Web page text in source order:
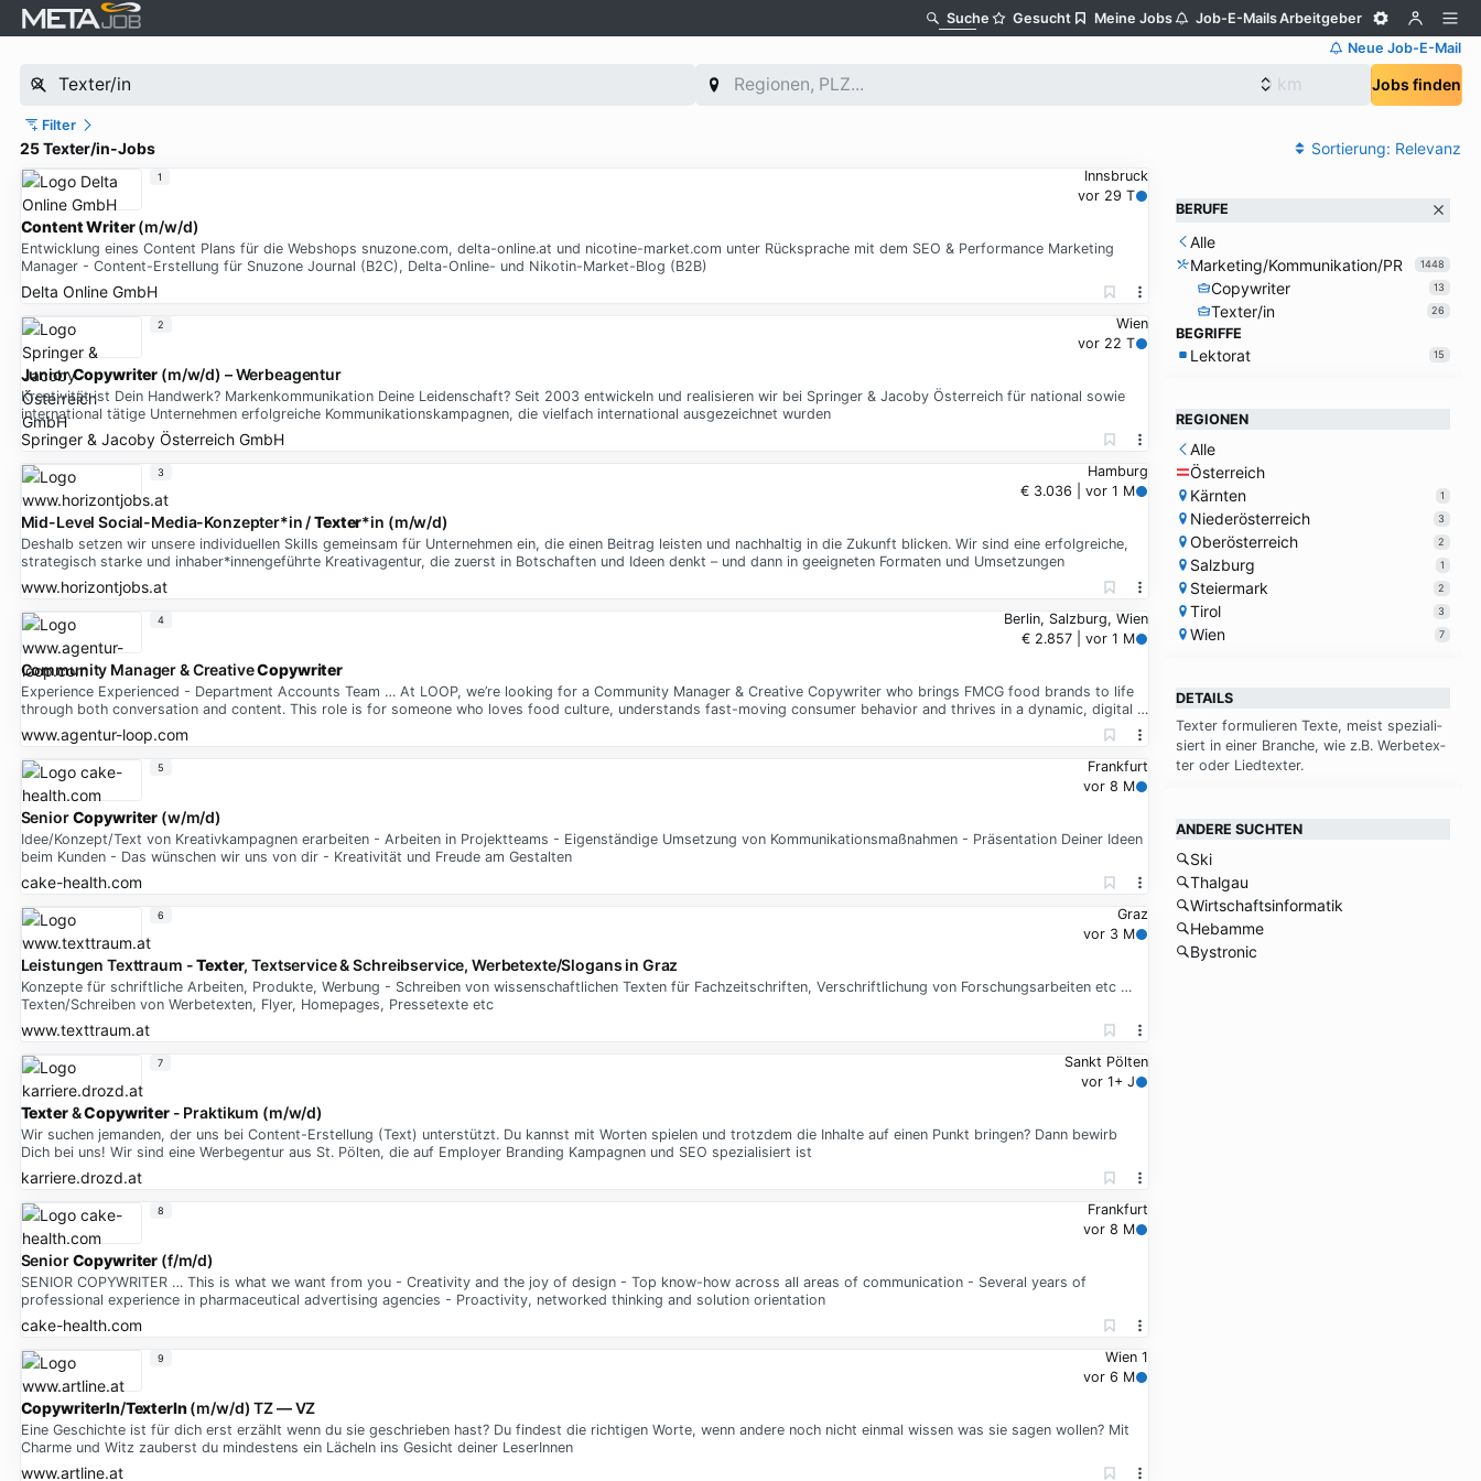
Suche Gesucht Meine Jobs Job-E-MailsArbeitgeber
Neue Job-E-Mail
Jobs finden
Filter
25 Texter/in-Jobs Sortierung: Relevanz
Innsbruck
vor 29 T
Content Writer(m/w/d)
Entwicklung eines Content Plans für die Webshops snuzone.com, delta-online.at und nicotine-market.com unter Rücksprache mit dem SEO & Performance Marketing
Manager - Content-Erstellung für Snuzone Journal (B2C), Delta-Online- und Nikotin-Market-Blog (B2B)
Delta Online GmbH
1
Wien
vor 22 T
JuniorCopywriter (m/w/d) – Werbeagentur
Kreativität ist Dein Handwerk? Markenkommunikation Deine Leidenschaft? Seit 2003 entwickeln und realisieren wir bei Springer & Jacoby Österreich für national sowie
international tätige Unternehmen erfolgreiche Kommunikationskampagnen, die vielfach international ausgezeichnet wurden
Springer & Jacoby Österreich GmbH
2
Hamburg
€ 3.036 | vor 1 M
Mid-Level Social-Media-Konzepter*in /Texter*in (m/w/d)
Deshalb setzen wir unsere individuellen Skills gemeinsam für Unternehmen ein, die einen Beitrag leisten und nachhaltig in die Zukunft blicken. Wir sind eine erfolgreiche,
strategisch starke und inhaber*innengeführte Kreativagentur, die zuerst in Botschaften und Ideen denkt – und dann in geeigneten Formaten und Umsetzungen
www.horizontjobs.at
3
Berlin, Salzburg, Wien
€ 2.857 | vor 1 M
Community Manager & CreativeCopywriter
Experience Experienced - Department Accounts Team … At LOOP, we’re looking for a Community Manager & Creative Copywriter who brings FMCG food brands to life
through both conversation and content. This role is for someone who loves food culture, understands fast-moving consumer behavior and thrives in a dynamic, digital …
www.agentur-loop.com
4
Frankfurt
vor 8 M
SeniorCopywriter (w/m/d)
Idee/Konzept/Text von Kreativkampagnen erarbeiten - Arbeiten in Projektteams - Eigenständige Umsetzung von Kommunikationsmaßnahmen - Präsentation Deiner Ideen
beim Kunden - Das wünschen wir uns von dir - Kreativität und Freude am Gestalten
cake-health.com
5
Graz
vor 3 M
Leistungen Texttraum -Texter, Textservice & Schreibservice, Werbetexte/Slogans in Graz
Konzepte für schriftliche Arbeiten, Produkte, Werbung - Schreiben von wissenschaftlichen Texten für Fachzeitschriften, Verschriftlichung von Forschungsarbeiten etc …
Texten/Schreiben von Werbetexten, Flyer, Homepages, Pressetexte etc
www.texttraum.at
6
Sankt Pölten
vor 1+ J
Texter&Copywriter- Praktikum (m/w/d)
Wir suchen jemanden, der uns bei Content-Erstellung (Text) unterstützt. Du kannst mit Worten spielen und trotzdem die Inhalte auf einen Punkt bringen? Dann bewirb
Dich bei uns! Wir sind eine Werbegentur aus St. Pölten, die auf Employer Branding Kampagnen und SEO spezialisiert ist
karriere.drozd.at
7
Frankfurt
vor 8 M
SeniorCopywriter (f/m/d)
SENIOR COPYWRITER … This is what we want from you - Creativity and the joy of design - Top know-how across all areas of communication - Several years of
professional experience in pharmaceutical advertising agencies - Proactivity, networked thinking and solution orientation
cake-health.com
8
Wien 1
vor 6 M
CopywriterIn/TexterIn(m/w/d) TZ — VZ
Eine Geschichte ist für dich erst erzählt wenn du sie geschrieben hast? Du findest die richtigen Worte, wenn andere noch nicht einmal wissen was sie sagen wollen? Mit
Charme und Witz zauberst du mindestens ein Lächeln ins Gesicht deiner LeserInnen
www.artline.at
9
BERUFE
Alle
Marketing/Kommunikation/PR
1448
Copywriter 13
Texter/in 26
BEGRIFFE
Lektorat 15
REGIONEN
Alle
Österreich
Kärnten
1
Niederösterreich 3
Oberösterreich 2
Salzburg 1
Steiermark 2
Tirol 3
Wien 7
DETAILS
Tex­ter for­mu­lie­ren Tex­te, meist spe­zia­li­
siert in ei­ner Bran­che, wie z.B. Wer­be­tex­
ter oder Lied­tex­ter.
ANDERE SUCHTEN
Ski
Thalgau
Wirtschaftsinformatik
Hebamme
Bystronic